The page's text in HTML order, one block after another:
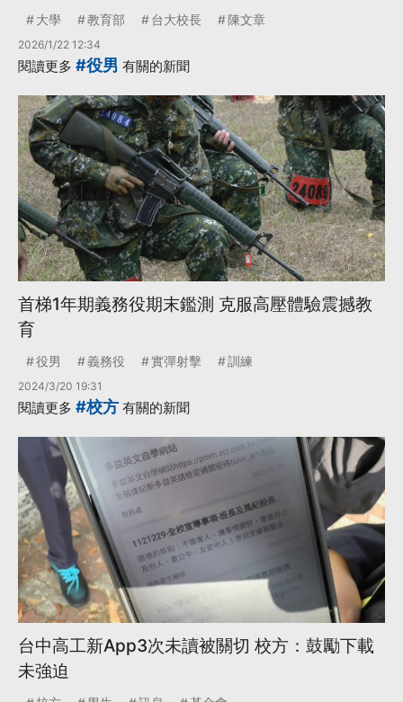
大學 教育部 台大校長 陳文章
2026/1/22 12:34
閱讀更多 #役男 有關的新聞
首梯1年期義務役期末鑑測 克服高壓體驗震撼教
育
役男 義務役 實彈射擊 訓練
2024/3/20 19:31
閱讀更多 #校方 有關的新聞
台中高工新App3次未讀被關切 校方：鼓勵下載
未強迫